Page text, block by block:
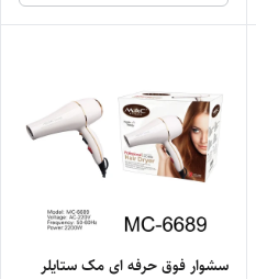
سشوار فوق حرفه ای مک ستایلر